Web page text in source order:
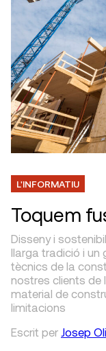
L'INFORMATIU
Toquem
Disseny i
llarga tradició i un
tècnics de la
nostres clients de
material de
limitacions
Escrit per Josep